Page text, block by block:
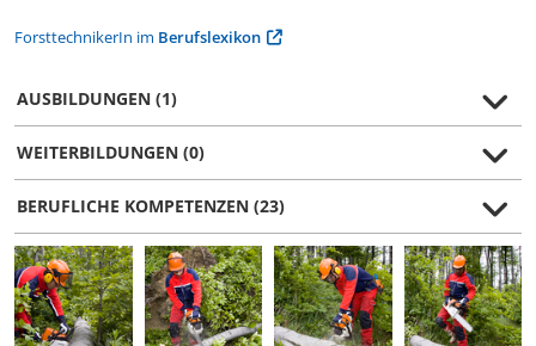
ForsttechnikerIn im Berufslexikon
AUSBILDUNGEN (1)
WEITERBILDUNGEN (0)
BERUFLICHE KOMPETENZEN (23)